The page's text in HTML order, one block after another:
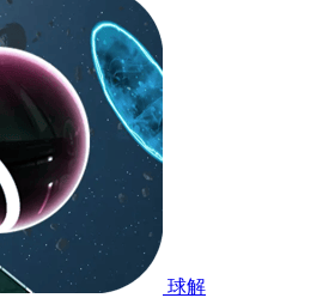
球解